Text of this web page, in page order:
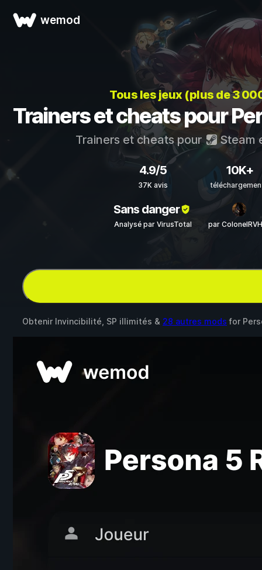
wemod
Tous les jeux (plus de 3
Trainers et cheats pour
Trainers et cheats pour Steam
4.9/5
37K avis
10K+
Sans danger
Analysé par VirusTotal par
Obtenir Invincibilité, SP illimités & 28 autres mods for